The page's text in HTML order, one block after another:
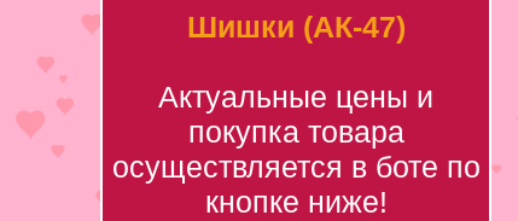
Шишки (АК-47)
Актуальные цены и
покупка товара
осуществляется в боте по
кнопке ниже!